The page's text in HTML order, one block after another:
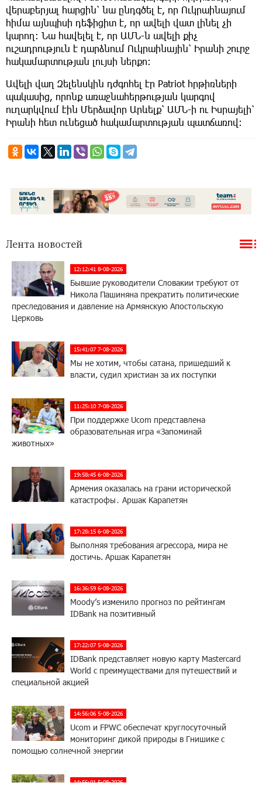
վերաբերյալ հարցին՝ նա ընդգծել է, որ Ուկրաինայում
հիմա այնպիսի դեֆիցիտ է, որ ավելի վատ լինել չի
կարող։ Նա հավելել է, որ ԱՄՆ-ն ավելի քիչ
ուշադրություն է դարձնում Ուկրաինային՝ Իրանի շուրջ
հակամարտության լույսի ներքո։
Ավելի վաղ Զելենսկին դժգոհել էր Patriot հրթիռների
պակասից, որոնք առաջնահերթության կարգով
ուղարկվում էին Մերձավոր Արևելք՝ ԱՄՆ-ի ու Իսրայելի՝
Իրանի հետ ունեցած հակամարտության պատճառով։
Лента новостей
12:12:41 8-08-2026
Бывшие руководители Словакии требуют от
Никола Пашиняна прекратить политические
преследования и давление на Армянскую Апостольскую
Церковь
15:41:07 7-08-2026
Мы не хотим, чтобы сатана, пришедший к
власти, судил христиан за их поступки
11:25:10 7-08-2026
При поддержке Ucom представлена
образовательная игра «Запоминай
животных»
19:58:45 6-08-2026
Армения оказалась на грани исторической
катастрофы․ Аршак Карапетян
17:28:15 6-08-2026
Выполняя требования агрессора, мира не
достичь. Аршак Карапетян
16:36:59 6-08-2026
Moody’s изменило прогноз по рейтингам
IDBank на позитивный
17:22:07 5-08-2026
IDBank представляет новую карту Mastercard
World с преимуществами для путешествий и
специальной акцией
14:56:06 5-08-2026
Ucom и FPWC обеспечат круглосуточный
мониторинг дикой природы в Гнишике с
помощью солнечной энергии
14:56:01 5-08-2026